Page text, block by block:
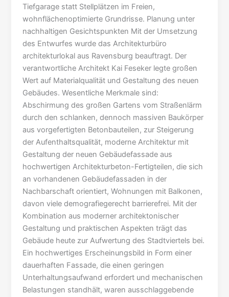
Tiefgarage statt Stellplätzen im Freien,
wohnflächenoptimierte Grundrisse. Planung unter
nachhaltigen Gesichtspunkten Mit der Umsetzung
des Entwurfes wurde das Architekturbüro
architekturlokal aus Ravensburg beauftragt. Der
verantwortliche Architekt Kai Feseker legte großen
Wert auf Materialqualität und Gestaltung des neuen
Gebäudes. Wesentliche Merkmale sind:
Abschirmung des großen Gartens vom Straßenlärm
durch den schlanken, dennoch massiven Baukörper
aus vorgefertigten Betonbauteilen, zur Steigerung
der Aufenthaltsqualität, moderne Architektur mit
Gestaltung der neuen Gebäudefassade aus
hochwertigen Architekturbeton-Fertigteilen, die sich
an vorhandenen Gebäudefassaden in der
Nachbarschaft orientiert, Wohnungen mit Balkonen,
davon viele demografiegerecht barrierefrei. Mit der
Kombination aus moderner architektonischer
Gestaltung und praktischen Aspekten trägt das
Gebäude heute zur Aufwertung des Stadtviertels bei.
Ein hochwertiges Erscheinungsbild in Form einer
dauerhaften Fassade, die einen geringen
Unterhaltungsaufwand erfordert und mechanischen
Belastungen standhält, waren ausschlaggebende